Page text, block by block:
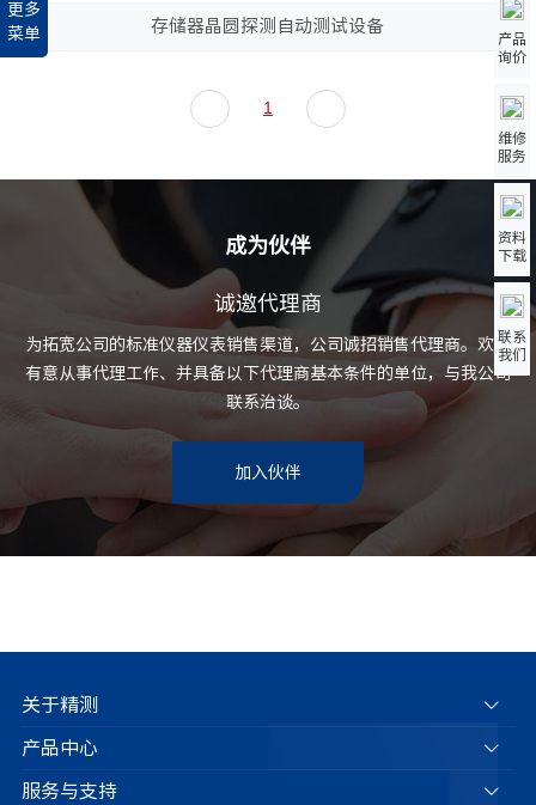
更多
菜单
存储器晶圆探测自动测试设备
1
成为伙伴
诚邀代理商
为拓宽公司的标准仪器仪表销售渠道，公司诚招销售代理商。欢迎
有意从事代理工作、并具备以下代理商基本条件的单位，与我公司
联系治谈。
加入伙伴
关于精测
产品中心
服务与支持
产品
询价
维修
服务
资料
下载
联系
我们